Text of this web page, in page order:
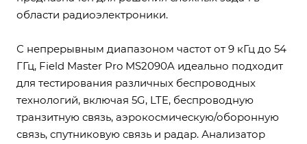
области радиоэлектроники.
С непрерывным диапазоном частот от 9 кГц до 54
ГГц, Field Master Pro MS2090A идеально подходит
для тестирования различных беспроводных
технологий, включая 5G, LTE, беспроводную
транзитную связь, аэрокосмическую/оборонную
связь, спутниковую связь и радар. Анализатор